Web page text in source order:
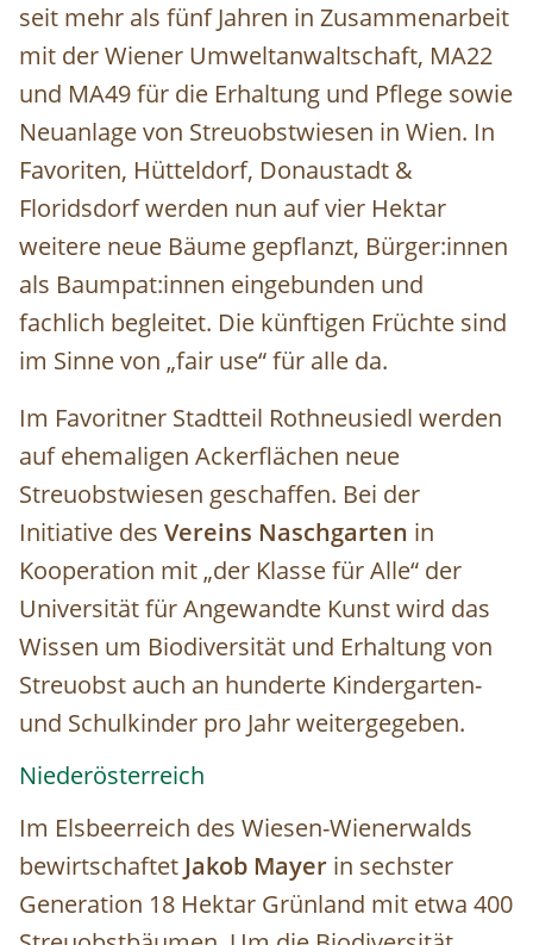
seit mehr als fünf Jahren in Zusammenarbeit
mit der Wiener Umweltanwaltschaft, MA22
und MA49 für die Erhaltung und Pflege sowie
Neuanlage von Streuobstwiesen in Wien. In
Favoriten, Hütteldorf, Donaustadt &
Floridsdorf werden nun auf vier Hektar
weitere neue Bäume gepflanzt, Bürger:innen
als Baumpat:innen eingebunden und
fachlich begleitet. Die künftigen Früchte sind
im Sinne von „fair use“ für alle da.
Im Favoritner Stadtteil Rothneusiedl werden
auf ehemaligen Ackerflächen neue
Streuobstwiesen geschaffen. Bei der
Initiative des Vereins Naschgarten in
Kooperation mit „der Klasse für Alle“ der
Universität für Angewandte Kunst wird das
Wissen um Biodiversität und Erhaltung von
Streuobst auch an hunderte Kindergarten-
und Schulkinder pro Jahr weitergegeben.
Niederösterreich
Im Elsbeerreich des Wiesen-Wienerwalds
bewirtschaftet Jakob Mayer in sechster
Generation 18 Hektar Grünland mit etwa 400